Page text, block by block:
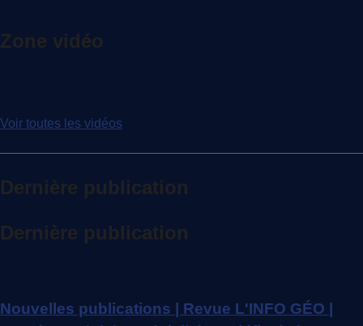
Zone vidéo
Voir toutes les vidéos
Dernière publication
Dernière publication
Nouvelles publications | Revue L'INFO GÉO |